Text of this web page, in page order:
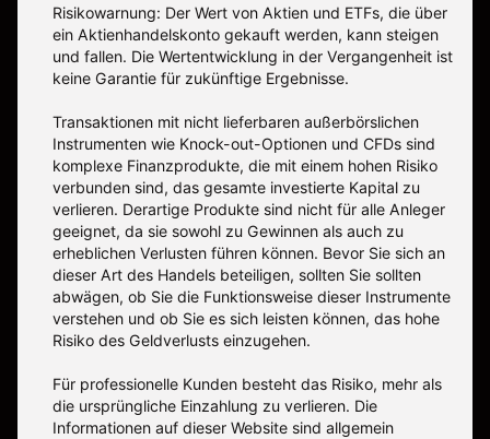
Risikowarnung: Der Wert von Aktien und ETFs, die über
ein Aktienhandelskonto gekauft werden, kann steigen
und fallen. Die Wertentwicklung in der Vergangenheit ist
keine Garantie für zukünftige Ergebnisse.
Transaktionen mit nicht lieferbaren außerbörslichen
Instrumenten wie Knock-out-Optionen und CFDs sind
komplexe Finanzprodukte, die mit einem hohen Risiko
verbunden sind, das gesamte investierte Kapital zu
verlieren. Derartige Produkte sind nicht für alle Anleger
geeignet, da sie sowohl zu Gewinnen als auch zu
erheblichen Verlusten führen können. Bevor Sie sich an
dieser Art des Handels beteiligen, sollten Sie sollten
abwägen, ob Sie die Funktionsweise dieser Instrumente
verstehen und ob Sie es sich leisten können, das hohe
Risiko des Geldverlusts einzugehen.
Für professionelle Kunden besteht das Risiko, mehr als
die ursprüngliche Einzahlung zu verlieren. Die
Informationen auf dieser Website sind allgemein